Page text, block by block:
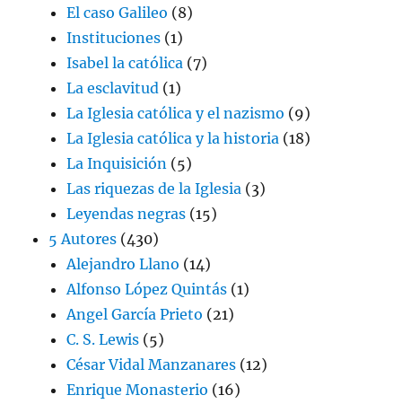
El caso Galileo (8)
Instituciones (1)
Isabel la católica (7)
La esclavitud (1)
La Iglesia católica y el nazismo (9)
La Iglesia católica y la historia (18)
La Inquisición (5)
Las riquezas de la Iglesia (3)
Leyendas negras (15)
5 Autores (430)
Alejandro Llano (14)
Alfonso López Quintás (1)
Angel García Prieto (21)
C. S. Lewis (5)
César Vidal Manzanares (12)
Enrique Monasterio (16)